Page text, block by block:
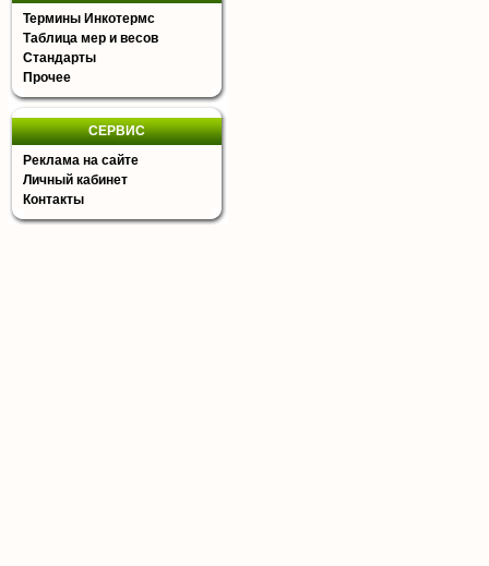
Термины Инкотермс
Таблица мер и весов
Стандарты
Прочее
СЕРВИС
Реклама на сайте
Личный кабинет
Контакты